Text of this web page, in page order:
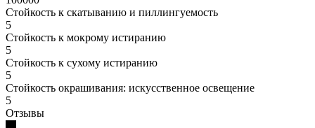
Стойкость к скатыванию и пиллингуемость
5
Стойкость к мокрому истиранию
5
Стойкость к сухому истиранию
5
Стойкость окрашивания: искусственное освещение
5
Отзывы